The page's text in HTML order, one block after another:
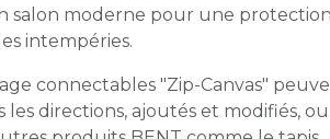
salon moderne pour une protection
intempéries.
connectables "Zip-Canvas"
les directions, ajoutés et modifiés, ou